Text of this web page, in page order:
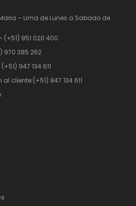
– Lima de Lunes a Sabado de
(+51) 951 020 400
970 385 262
947 134 611
cliente:(+51) 947 134 611